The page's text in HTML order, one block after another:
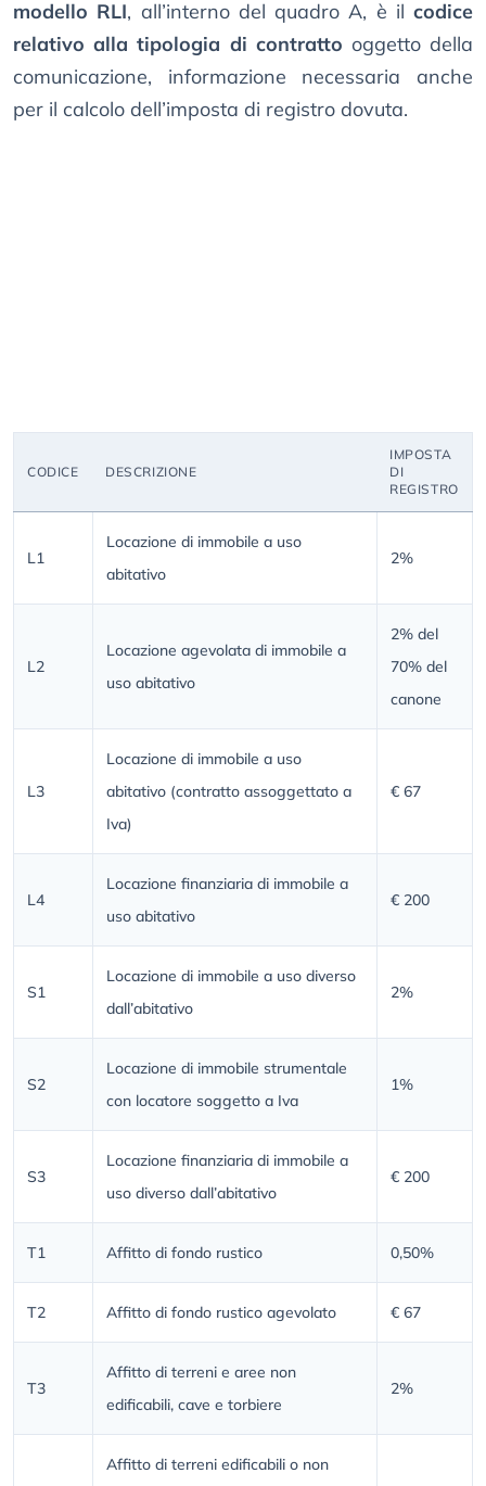
modello RLI, all’interno del quadro A, è il codice
relativo alla tipologia di contratto oggetto della
comunicazione, informazione necessaria anche
per il calcolo dell’imposta di registro dovuta.
CODICE DESCRIZIONE
IMPOSTA
DI
REGISTRO
L1
Locazione di immobile a uso
abitativo
2%
L2
Locazione agevolata di immobile a
uso abitativo
2% del
70% del
canone
L3
Locazione di immobile a uso
abitativo (contratto assoggettato a
Iva)
€ 67
L4
Locazione finanziaria di immobile a
uso abitativo
€ 200
S1
Locazione di immobile a uso diverso
dall’abitativo
2%
S2
Locazione di immobile strumentale
con locatore soggetto a Iva
1%
S3
Locazione finanziaria di immobile a
uso diverso dall’abitativo
€ 200
T1 Affitto di fondo rustico 0,50%
T2 Affitto di fondo rustico agevolato € 67
T3
Affitto di terreni e aree non
edificabili, cave e torbiere
2%
Affitto di terreni edificabili o non